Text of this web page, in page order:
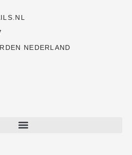
NEDERLAND